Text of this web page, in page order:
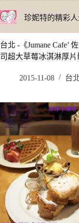
至
要
內
珍妮特的精彩人
台北 -《Jumane Cafe’
司超大草莓冰淇淋厚片
2015-11-08 台